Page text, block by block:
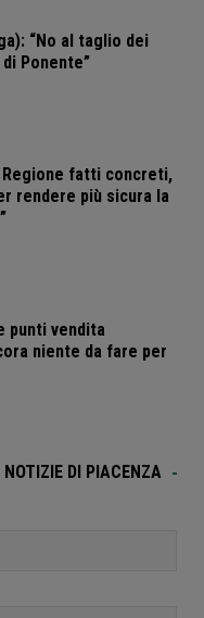
“No al taglio dei
Ponente”
Regione fatti concreti,
rendere più sicura la
punti vendita
niente da fare per
DI PIACENZA